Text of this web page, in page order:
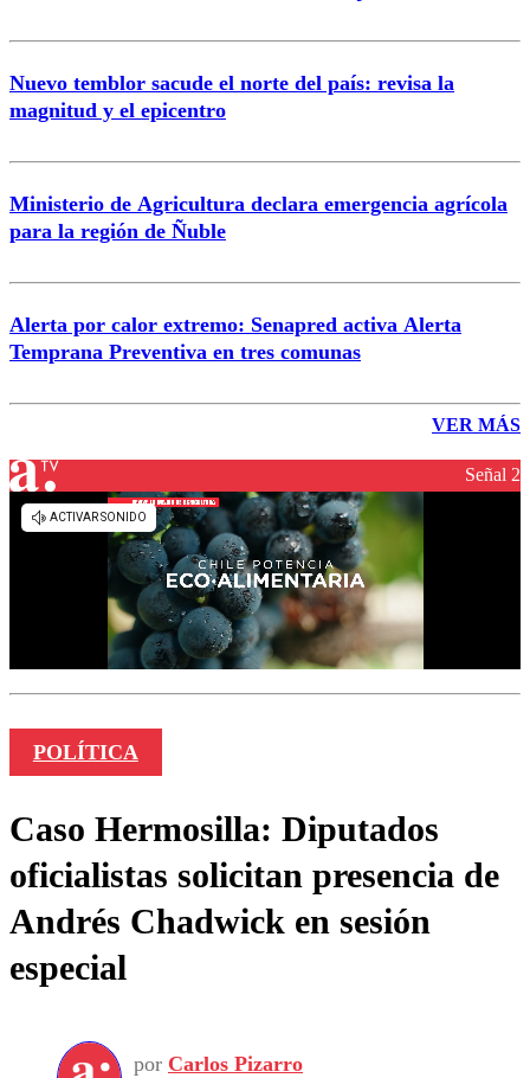
Nuevo temblor sacude el norte del país: revisa la
magnitud y el epicentro
Ministerio de Agricultura declara emergencia agrícola
para la región de Ñuble
Alerta por calor extremo: Senapred activa Alerta
Temprana Preventiva en tres comunas
VER MÁS
Señal 2
POLÍTICA
Caso Hermosilla: Diputados
oficialistas solicitan presencia de
Andrés Chadwick en sesión
especial
por Carlos Pizarro